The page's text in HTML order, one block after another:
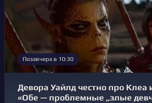
Позавчера в 10:30
Девора Уайлд честно про Клеа
«Обе — проблемные „злые